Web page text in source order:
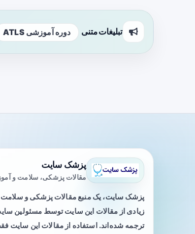
تبلیغات متنی دوره آموزشی ATLS
پزشک سایت
مقالات پزشکی، سلامت و
پزشک سایت، یک منبع مقالات پزشکی و
زیادی از مقالات این سایت توسط مسئولین
ترجمه شده‌اند. استفاده از مقالات این سایت